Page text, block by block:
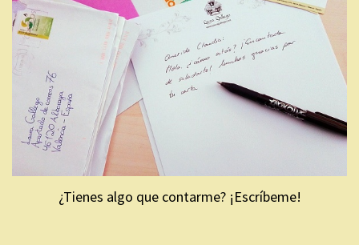
¿Tienes algo que contarme? ¡Escríbeme!